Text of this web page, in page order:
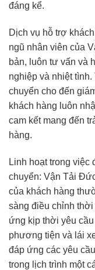
đáng kể.
Dịch vụ hỗ trợ
ngũ nhân viên của
bản, luôn tư vấn và
nghiệp và nhiệt
chuyển cho đến
khách hàng luôn
cam kết mang đến
hàng.
Linh hoạt trong việc
chuyển: Vận Tải
của khách hàng
sàng điều chỉnh
ứng kịp thời yêu
phương tiện và lái
đáp ứng các yêu
trong lịch trình một